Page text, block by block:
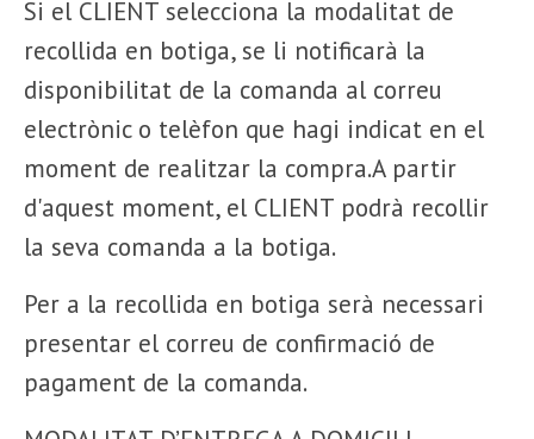
Si el CLIENT selecciona la modalitat de
recollida en botiga, se li notificarà la
disponibilitat de la comanda al correu
electrònic o telèfon que hagi indicat en el
moment de realitzar la compra.A partir
d'aquest moment, el CLIENT podrà recollir
la seva comanda a la botiga.
Per a la recollida en botiga serà necessari
presentar el correu de confirmació de
pagament de la comanda.